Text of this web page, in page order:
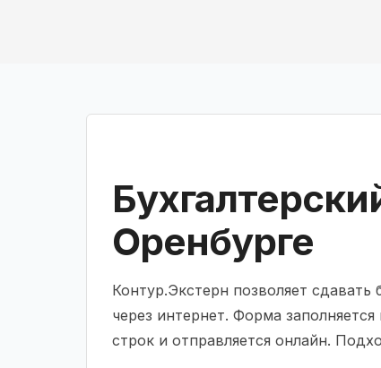
Оренбурге
Контур.Экстерн позволяет
через интернет. Форма
строк и отправляется онлайн.